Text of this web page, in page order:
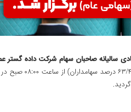
سالیانه صاحبان سهام شرکت داده
نمایندگان